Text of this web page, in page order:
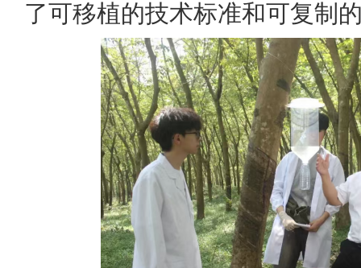
了可移植的技术标准和可复制